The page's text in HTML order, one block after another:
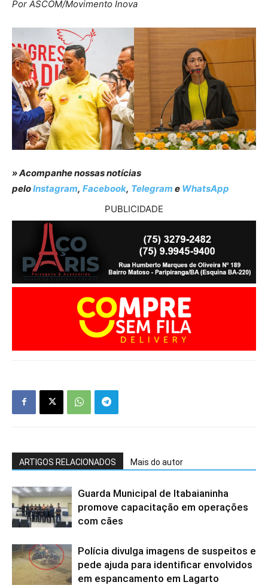
Por ASCOM/Movimento Inova
» Acompanhe nossas notícias
peloInstagram, Facebook, Telegram e WhatsApp
PUBLICIDADE
ARTIGOS RELACIONADOS Mais do autor
Guarda Municipal de Itabaianinha
promove capacitação em operações
com cães
Polícia divulga imagens de suspeitos e
pede ajuda para identificar envolvidos
em espancamento em Lagarto